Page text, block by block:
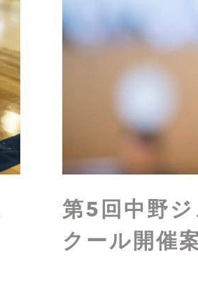
第5回中野
クール開催